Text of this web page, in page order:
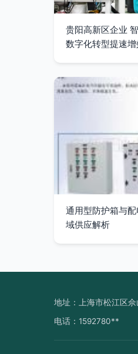
贵阳高新区企业
数字化转型提速增
通用型防护箱与
域供应解析
地址：上海市松江区
电话：1592780**